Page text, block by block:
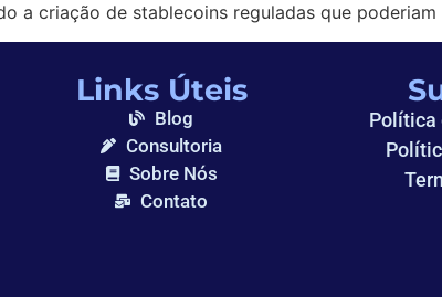
a criação de stablecoins reguladas que
Links Úteis
Blog
Consultoria
Sobre Nós
Contato
Política